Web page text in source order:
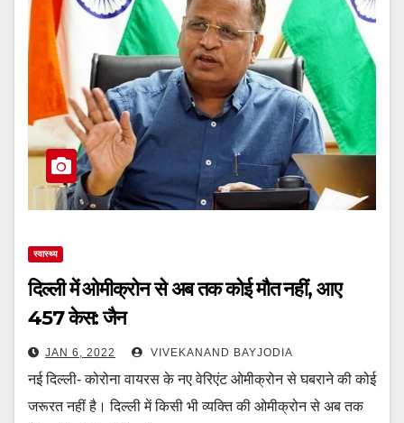
स्वास्थ्य
दिल्ली में ओमीक्रोन से अब तक कोई मौत नहीं, आए
457 केस: जैन
JAN 6, 2022 VIVEKANAND BAYJODIA
नई दिल्ली- कोरोना वायरस के नए वेरिएंट ओमीक्रोन से घबराने की कोई
जरूरत नहीं है। दिल्ली में किसी भी व्यक्ति की ओमीक्रोन से अब तक